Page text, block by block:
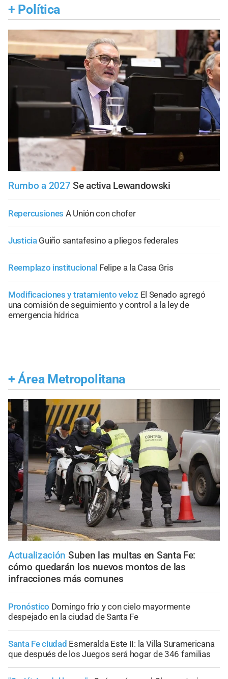
+ Política
Rumbo a 2027 Se activa Lewandowski
Repercusiones A Unión con chofer
Justicia Guiño santafesino a pliegos federales
Reemplazo institucional Felipe a la Casa Gris
Modificaciones y tratamiento veloz El Senado agregó
una comisión de seguimiento y control a la ley de
emergencia hídrica
+ Área Metropolitana
Actualización Suben las multas en Santa Fe:
cómo quedarán los nuevos montos de las
infracciones más comunes
Pronóstico Domingo frío y con cielo mayormente
despejado en la ciudad de Santa Fe
Santa Fe ciudad Esmeralda Este II: la Villa Suramericana
que después de los Juegos será hogar de 346 familias